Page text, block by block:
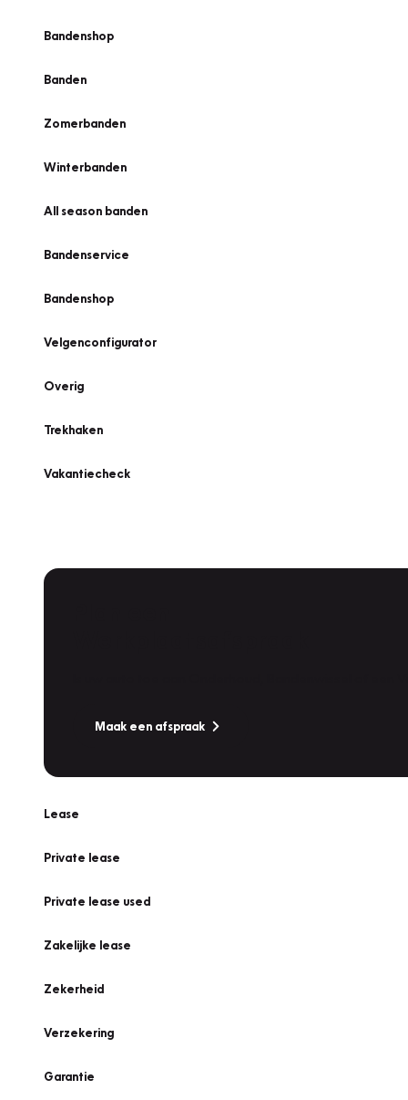
Bandenshop
Banden
Zomerbanden
Winterbanden
All season banden
Bandenservice
Bandenshop
Velgenconfigurator
Overig
Trekhaken
Vakantiecheck
Maak een afspraak
Lease
Private lease
Private lease used
Zakelijke lease
Zekerheid
Verzekering
Garantie